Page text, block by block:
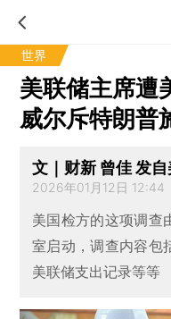
世界
美联储主席遭
威尔斥特朗普
文｜财新 曾佳 发
2026年01月12日 12:44
美国检方的这项调查
室启动，调查内容包
美联储支出记录等等